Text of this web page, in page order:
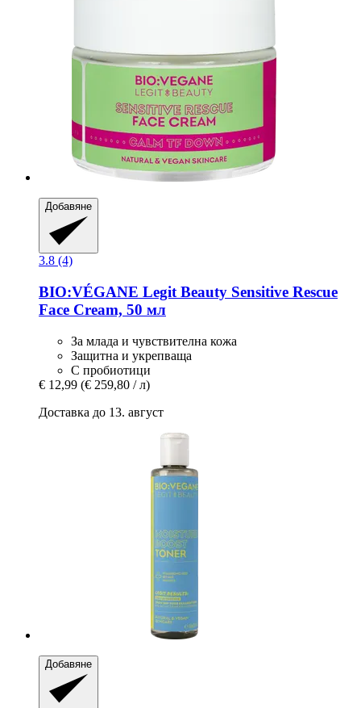
Добавяне
3.8 (4)
BIO:VÉGANE Legit Beauty Sensitive Rescue
Face Cream, 50 мл
За млада и чувствителна кожа
Защитна и укрепваща
С пробиотици
€ 12,99 (€ 259,80 / л)
Доставка до 13. август
Добавяне